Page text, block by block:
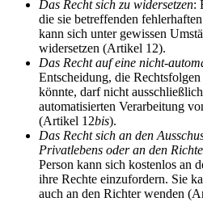
Das Recht sich zu widersetzen:
die sie betreffenden
kann sich unter gewissen
widersetzen (Artikel 12).
Das Recht auf eine nicht-
Entscheidung, die
könnte, darf nicht
automatisierten Verarbeitung
(Artikel 12bis).
Das Recht sich an den
Privatlebens oder an den
Person kann sich kostenlos an
ihre Rechte einzufordern. Sie
auch an den Richter wenden